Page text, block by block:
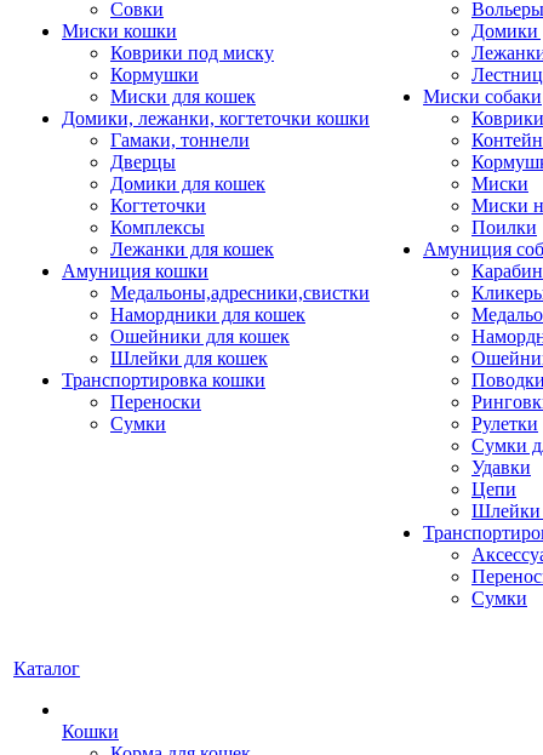
Совки
Миски кошки
Коврики под миску
Кормушки
Миски для кошек
Домики, лежанки, когтеточки кошки
Гамаки, тоннели
Дверцы
Домики для кошек
Когтеточки
Комплексы
Лежанки для кошек
Амуниция кошки
Медальоны,адресники,свистки
Намордники для кошек
Ошейники для кошек
Шлейки для кошек
Транспортировка кошки
Переноски
Сумки
Домики
Миски собаки
Миски
Миски
Поилки
Амуниция
Рулетки
Сумки
Удавки
Цепи
Шлейки
Сумки
Каталог
Кошки